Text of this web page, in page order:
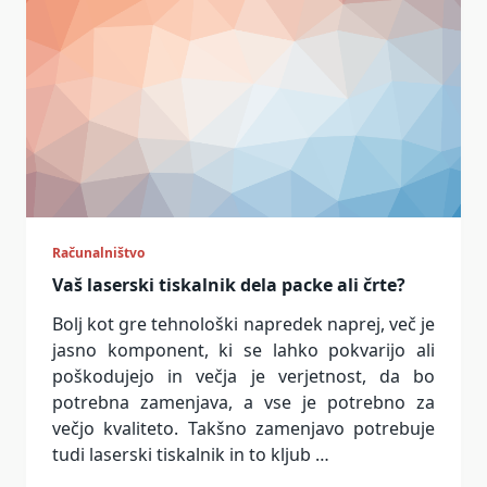
Računalništvo
Vaš laserski tiskalnik dela packe ali črte?
Bolj kot gre tehnološki napredek naprej, več je
jasno komponent, ki se lahko pokvarijo ali
poškodujejo in večja je verjetnost, da bo
potrebna zamenjava, a vse je potrebno za
večjo kvaliteto. Takšno zamenjavo potrebuje
tudi laserski tiskalnik in to kljub …